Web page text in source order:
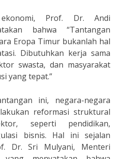
Prof. Dr. Andi
bahwa “Tantangan
Eropa Timur bukanlah hal
Dibutuhkan kerja sama
swasta, dan masyarakat
yang tepat.”
ini, negara-negara
reformasi struktural
seperti pendidikan,
bisnis. Hal ini sejalan
Dr. Sri Mulyani, Menteri